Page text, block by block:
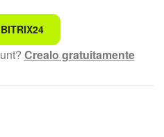
maggiori informazioni.
Crealo gratuitamente